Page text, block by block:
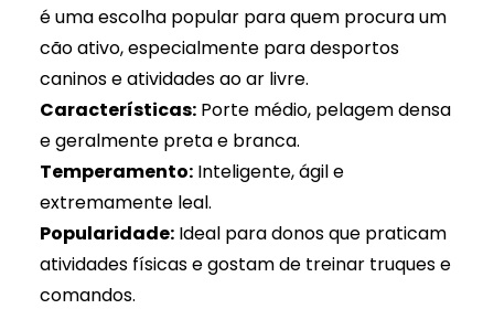
é uma escolha popular para quem procura um
cão ativo, especialmente para desportos
caninos e atividades ao ar livre.
Características:Porte médio, pelagem densa
e geralmente preta e branca.
Temperamento:Inteligente, ágil e
extremamente leal.
Popularidade:Ideal para donos que praticam
atividades físicas e gostam de treinar truques e
comandos.